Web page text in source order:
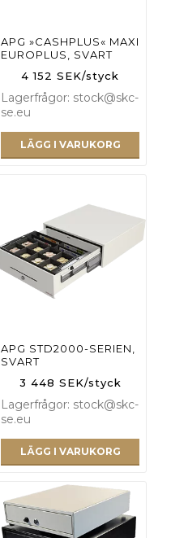
APG »CASHPLUS« MAXI
EUROPLUS, SVART
4 152 SEK/styck
Lagerfrågor: stock@skc-
se.eu
LÄGG I VARUKORG
APG STD2000-SERIEN,
SVART
3 448 SEK/styck
Lagerfrågor: stock@skc-
se.eu
LÄGG I VARUKORG